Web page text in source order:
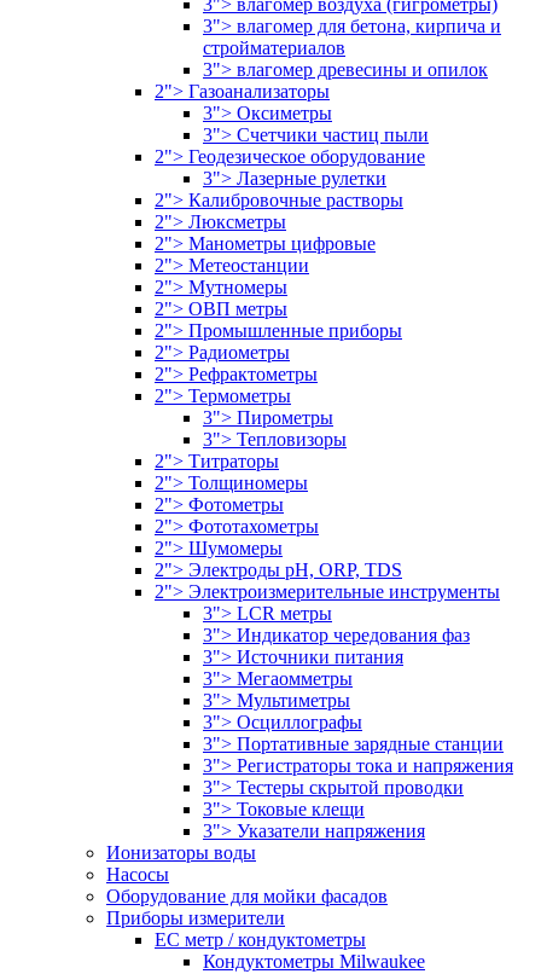
3"> влагомер воздуха (гигрометры)
3"> влагомер для бетона, кирпича и
стройматериалов
3"> влагомер древесины и опилок
2"> Газоанализаторы
3"> Оксиметры
3"> Счетчики частиц пыли
2"> Геодезическое оборудование
3"> Лазерные рулетки
2"> Калибровочные растворы
2"> Люксметры
2"> Манометры цифровые
2"> Метеостанции
2"> Мутномеры
2"> ОВП метры
2"> Промышленные приборы
2"> Радиометры
2"> Рефрактометры
2"> Термометры
3"> Пирометры
3"> Тепловизоры
2"> Титраторы
2"> Толщиномеры
2"> Фотометры
2"> Фототахометры
2"> Шумомеры
2"> Электроды pH, ORP, TDS
2"> Электроизмерительные инструменты
3"> LCR метры
3"> Индикатор чередования фаз
3"> Источники питания
3"> Мегаомметры
3"> Мультиметры
3"> Осциллографы
3"> Портативные зарядные станции
3"> Регистраторы тока и напряжения
3"> Тестеры скрытой проводки
3"> Токовые клещи
3"> Указатели напряжения
Ионизаторы воды
Насосы
Оборудование для мойки фасадов
Приборы измерители
EC метр / кондуктометры
Кондуктометры Milwaukee